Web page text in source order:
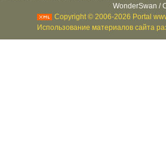
WonderSwan /
Copyright © 2006-2026 Portal
Использование материалов сайта